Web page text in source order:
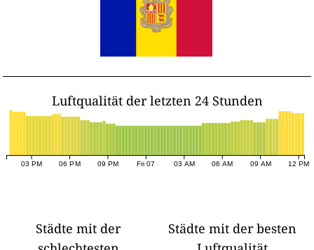
Luftqualität der letzten 24 Stunden
03 PM 06 PM 09 PM Fri 07 03 AM 06 AM 09 AM 12 PM
Städte mit der
Städte mit der besten